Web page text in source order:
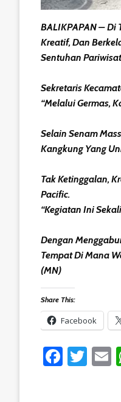
BALIKPAPAN – Di
Kreatif, Dan
Sentuhan
Sekretaris
“Melalui Germas,
Selain Senam
Kangkung Yang
Tak Ketinggalan,
Pacific.
“Kegiatan Ini
Dengan
Tempat Di Mana
(MN)
Share This:
Facebook